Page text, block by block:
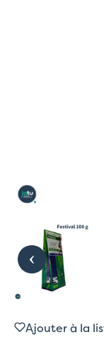
Ajouter à la